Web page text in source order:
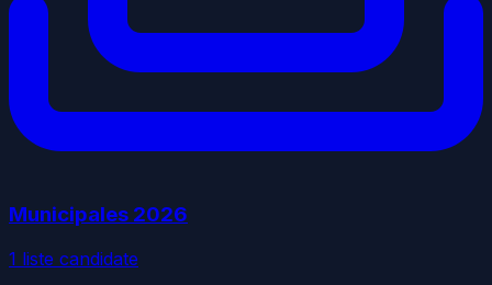
Municipales 2026
1 liste candidate